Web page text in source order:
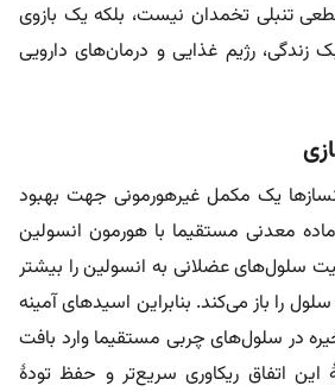
درمان قطعی تنبلی تخمدان نیست، بلکه یک بازوی
زندگی، رژیم غذایی و درمان‌های دارویی
برای بدنساز‌ها یک مکمل غیرهورمونی جهت بهبود
معدنی مستقیما با هورمون انسولین
سلول‌های عضلانی به انسولین را بیشتر
را باز می‌کند. بنابراین اسید‌های آمینه
در سلول‌های چربی مستقیما وارد بافت
اتفاق ریکاوری سریع‌تر و حفظ تودۀ